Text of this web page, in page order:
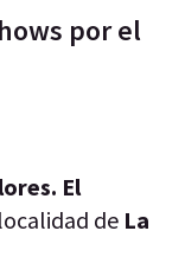
por el
El
de La